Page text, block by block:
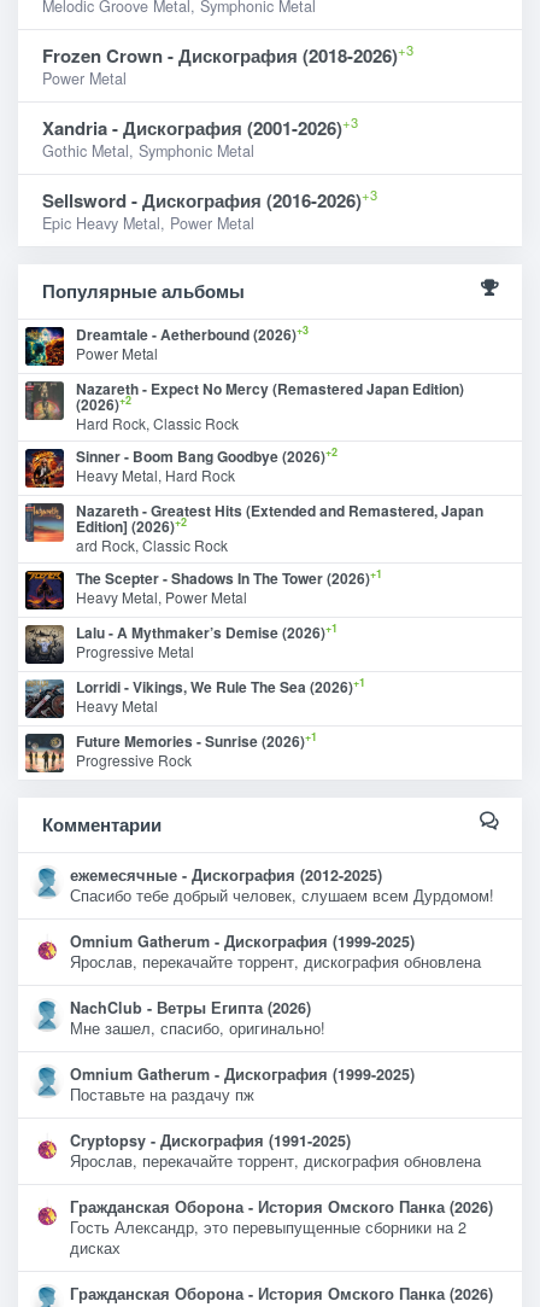
Melodic Groove Metal, Symphonic Metal
Frozen Crown - Дискография (2018-2026)+3
Power Metal
Xandria - Дискография (2001-2026)+3
Gothic Metal, Symphonic Metal
Sellsword - Дискография (2016-2026)+3
Epic Heavy Metal, Power Metal
Популярные альбомы
Dreamtale - Aetherbound (2026)+3
Power Metal
Nazareth - Expect No Mercy (Remastered Japan Edition)
(2026)+2
Hard Rock, Classic Rock
Sinner - Boom Bang Goodbye (2026)+2
Heavy Metal, Hard Rock
Nazareth - Greatest Hits (Extended and Remastered, Japan
Edition] (2026)+2
ard Rock, Classic Rock
The Scepter - Shadows In The Tower (2026)+1
Heavy Metal, Power Metal
Lalu - A Mythmaker’s Demise (2026)+1
Progressive Metal
Lorridi - Vikings, We Rule The Sea (2026)+1
Heavy Metal
Future Memories - Sunrise (2026)+1
Progressive Rock
Комментарии
ежемесячные - Дискография (2012-2025)
Спасибо тебе добрый человек, слушаем всем Дурдомом!
Omnium Gatherum - Дискография (1999-2025)
Ярослав, перекачайте торрент, дискография обновлена
NachClub - Ветры Египта (2026)
Мне зашел, спасибо, оригинально!
Omnium Gatherum - Дискография (1999-2025)
Поставьте на раздачу пж
Cryptopsy - Дискография (1991-2025)
Ярослав, перекачайте торрент, дискография обновлена
Гражданская Оборона - История Омского Панка (2026)
Гость Александр, это перевыпущенные сборники на 2
дисках
Гражданская Оборона - История Омского Панка (2026)